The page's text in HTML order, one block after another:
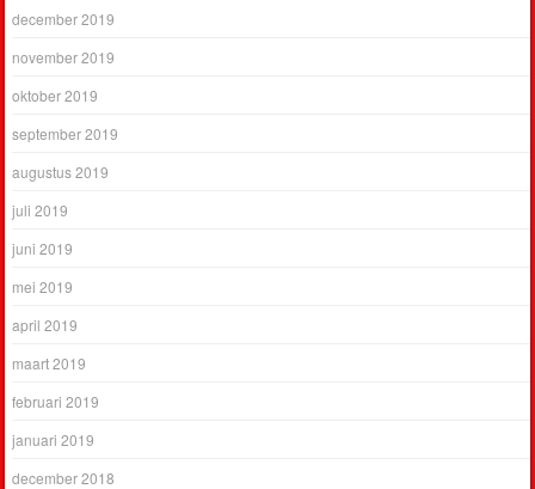
december 2019
november 2019
oktober 2019
september 2019
augustus 2019
juli 2019
juni 2019
mei 2019
april 2019
maart 2019
februari 2019
januari 2019
december 2018